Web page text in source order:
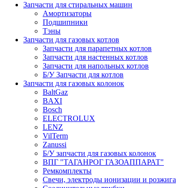
Запчасти для стиральных машин
Амортизаторы
Подшипники
Тэны
Запчасти для газовых котлов
Запчасти для парапетных котлов
Запчасти для настенных котлов
Запчасти для напольных котлов
Б/У Запчасти для котлов
Запчасти для газовых колонок
BaltGaz
BAXI
Bosch
ELECTROLUX
LENZ
VilTerm
Zanussi
Б/У запчасти для газовых колонок
ВПГ "ТАГАНРОГ ГАЗОАППАРАТ"
Ремкомплекты
Свечи, электроды ионизации и розжига